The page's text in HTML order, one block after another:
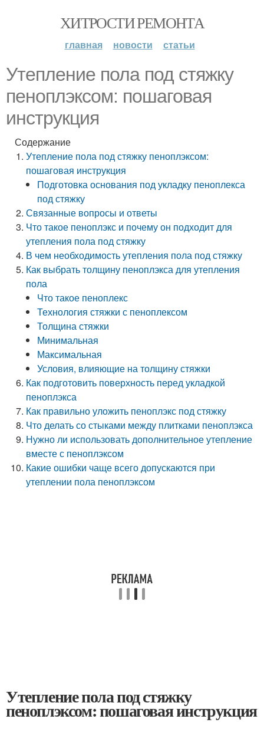
ХИТРОСТИ РЕМОНТА
главная новости статьи
Утепление пола под стяжку
пеноплэксом: пошаговая
инструкция
Содержание
Утепление пола под стяжку пеноплэксом:
пошаговая инструкция
Подготовка основания под укладку пеноплекса
под стяжку
Связанные вопросы и ответы
Что такое пеноплэкс и почему он подходит для
утепления пола под стяжку
В чем необходимость утепления пола под стяжку
Как выбрать толщину пеноплэкса для утепления
пола
Что такое пеноплекс
Технология стяжки с пеноплексом
Толщина стяжки
Минимальная
Максимальная
Условия, влияющие на толщину стяжки
Как подготовить поверхность перед укладкой
пеноплэкса
Как правильно уложить пеноплэкс под стяжку
Что делать со стыками между плитками пеноплэкса
Нужно ли использовать дополнительное утепление
вместе с пеноплэксом
Какие ошибки чаще всего допускаются при
утеплении пола пеноплэксом
Утепление пола под стяжку
пеноплэксом: пошаговая инструкция